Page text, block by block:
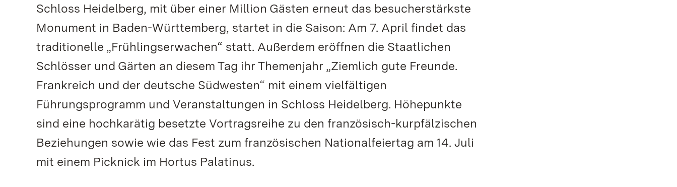
Schloss Heidelberg, mit über einer Million Gästen erneut das besucherstärkste
Monument in Baden-Württemberg, startet in die Saison: Am 7. April findet das
traditionelle „Frühlingserwachen“ statt. Außerdem eröffnen die Staatlichen
Schlösser und Gärten an diesem Tag ihr Themenjahr „Ziemlich gute Freunde.
Frankreich und der deutsche Südwesten“ mit einem vielfältigen
Führungsprogramm und Veranstaltungen in Schloss Heidelberg. Höhepunkte
sind eine hochkarätig besetzte Vortragsreihe zu den französisch-kurpfälzischen
Beziehungen sowie wie das Fest zum französischen Nationalfeiertag am 14. Juli
mit einem Picknick im Hortus Palatinus.